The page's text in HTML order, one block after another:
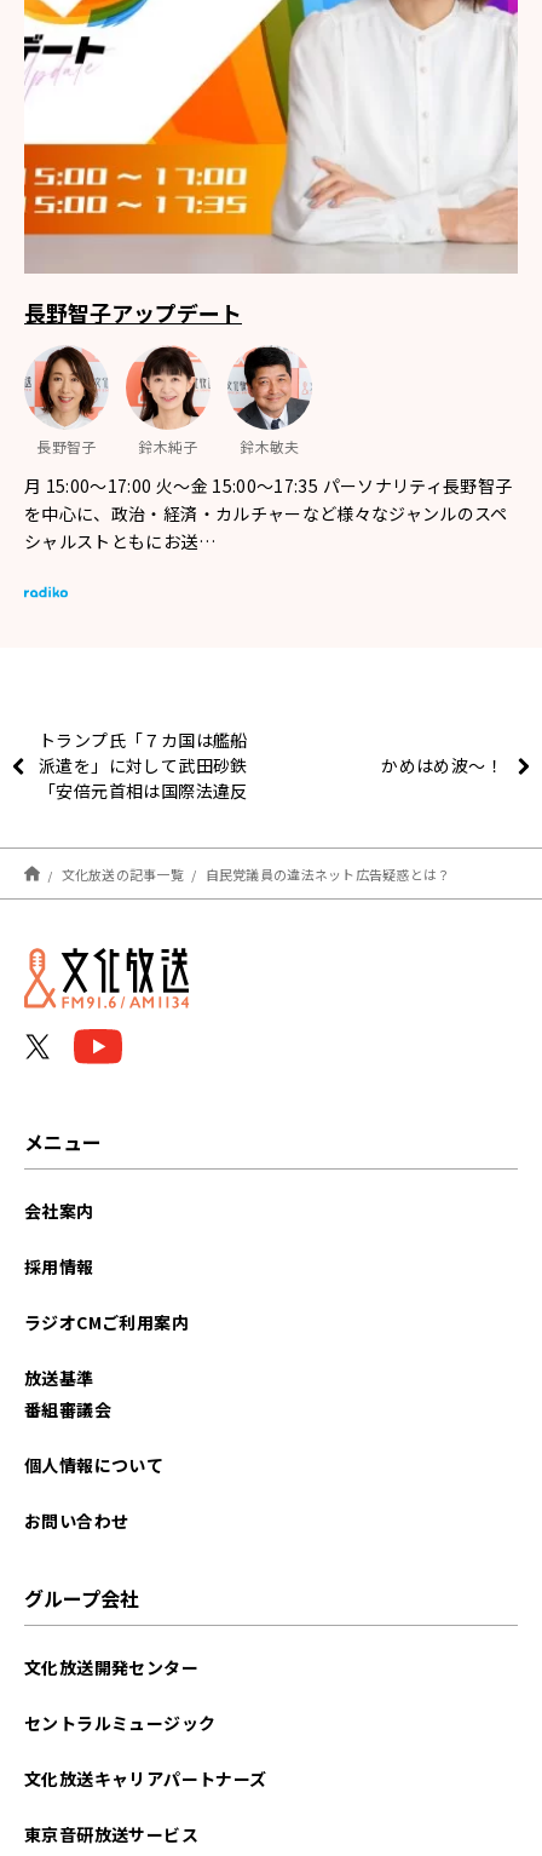
長野智子アップデート
長野智子 鈴木純子 鈴木敏夫
月 15:00～17:00 火～金 15:00～17:35 パーソナリティ長野智子
を中心に、政治・経済・カルチャーなど様々なジャンルのスペ
シャルストともにお送…
トランプ氏「７カ国は艦船
派遣を」に対して武田砂鉄
「安倍元首相は国際法違反
た。高市首相はそう言える
か」
かめはめ波〜！
文化放送の記事一覧 自民党議員の違法ネット広告疑惑とは？
メニュー
会社案内
採用情報
ラジオCMご利用案内
放送基準
番組審議会
個人情報について
お問い合わせ
グループ会社
文化放送開発センター
セントラルミュージック
文化放送キャリアパートナーズ
東京音研放送サービス